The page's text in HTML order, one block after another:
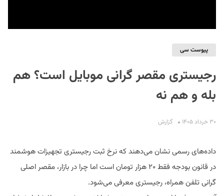
پیوست سی
رجیستری مقصر گرانی موبایل است؟ هم
بله و هم نه
۳۰ خرداد ۱۴۰۵ گزارش
داده‌های رسمی نشان می‌دهند که نرخ ثبت رجیستری تجهیزات هوشمند
در قانون بودجه فقط ۲۰ هزار تومان است اما چرا در بازار، مقصر اصلی
گرانی تلفن همراه، رجیستری معرفی می‌شود.